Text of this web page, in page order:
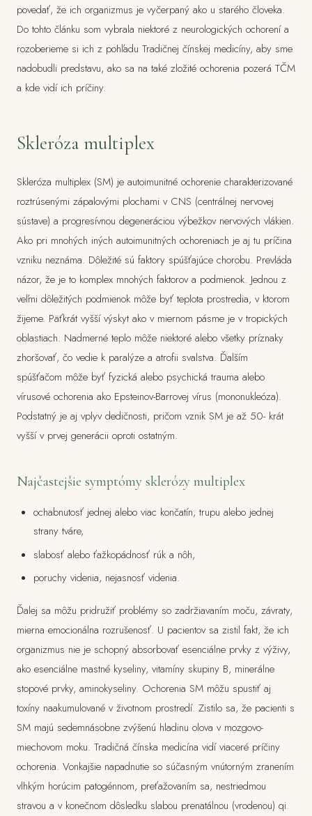
povedať, že ich organizmus je vyčerpaný ako u starého človeka.
Do tohto článku som vybrala niektoré z neurologických ochorení a
rozoberieme si ich z pohľadu Tradičnej čínskej medicíny, aby sme
nadobudli predstavu, ako sa na také zložité ochorenia pozerá TČM
a kde vidí ich príčiny.
Skleróza multiplex
Skleróza multiplex (SM) je autoimunitné ochorenie charakterizované
roztrúsenými zápalovými plochami v CNS (centrálnej nervovej
sústave) a progresívnou degeneráciou výbežkov nervových vlákien.
Ako pri mnohých iných autoimunitných ochoreniach je aj tu príčina
vzniku neznáma. Dôležité sú faktory spúšťajúce chorobu. Prevláda
názor, že je to komplex mnohých faktorov a podmienok. Jednou z
veľmi dôležitých podmienok môže byť teplota prostredia, v ktorom
žijeme. Päťkrát vyšší výskyt ako v miernom pásme je v tropických
oblastiach. Nadmerné teplo môže niektoré alebo všetky príznaky
zhoršovať, čo vedie k paralýze a atrofii svalstva. Ďalším
spúšťačom môže byť fyzická alebo psychická trauma alebo
vírusové ochorenia ako Epsteinov-Barrovej vírus (mononukleóza).
Podstatný je aj vplyv dedičnosti, pričom vznik SM je až 50- krát
vyšší v prvej generácii oproti ostatným.
Najčastejšie symptómy sklerózy multiplex
ochabnutosť jednej alebo viac končatín, trupu alebo jednej
strany tváre,
slabosť alebo ťažkopádnosť rúk a nôh,
poruchy videnia, nejasnosť videnia.
Ďalej sa môžu pridružiť problémy so zadržiavaním moču, závraty,
mierna emocionálna rozrušenosť. U pacientov sa zistil fakt, že ich
organizmus nie je schopný absorbovať esenciálne prvky z výživy,
ako esenciálne mastné kyseliny, vitamíny skupiny B, minerálne
stopové prvky, aminokyseliny. Ochorenia SM môžu spustiť aj
toxíny naakumulované v životnom prostredí. Zistilo sa, že pacienti s
SM majú sedemnásobne zvýšenú hladinu olova v mozgovo-
miechovom moku. Tradičná čínska medicína vidí viaceré príčiny
ochorenia. Vonkajšie napadnutie so súčasným vnútorným zranením
vlhkým horúcim patogénnom, preťažovaním sa, nestriedmou
stravou a v konečnom dôsledku slabou prenatálnou (vrodenou) qi.